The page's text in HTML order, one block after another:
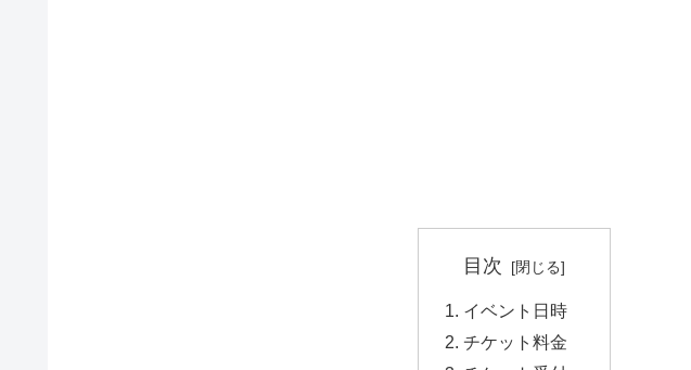
目次
イベント日時
チケット料金